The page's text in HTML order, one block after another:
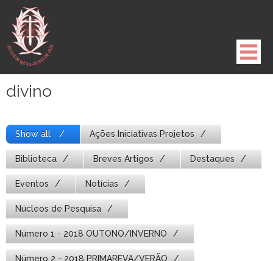
para
conteúdo
divino
Show all Ações Iniciativas Projetos
Biblioteca Breves Artigos Destaques
Eventos Notícias
Núcleos de Pesquisa
Número 1 - 2018 OUTONO/INVERNO
Número 2 - 2018 PRIMAREVA/VERÃO